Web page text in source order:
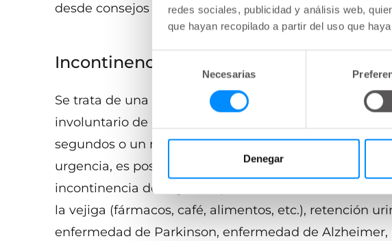
redes sociales, publicidad y análisis web,
que hayan recopilado a partir del uso que
Selección
consentimiento
Necesarias
Denegar
desde consejos de conducta y fisioterapia hasta
Incontinencia de Urgencia
Se trata de una necesidad repentina e intensa de
involuntario de orina. El músculo de la vejiga se
segundos o un minuto de antelación para que vayas
urgencia, es posible que necesites orinar con
incontinencia de urgencia puede deberse a
la vejiga (fármacos, café, alimentos, etc.), retención
enfermedad de Parkinson, enfermedad de Alzheimer,